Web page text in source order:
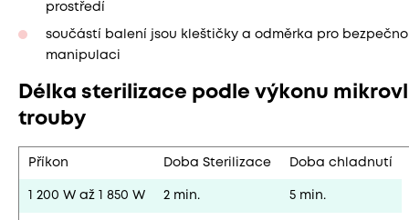
prostředí
součástí balení jsou kleštičky a odměrka pro
manipulaci
Délka sterilizace podle výkonu
trouby
Příkon Doba Sterilizace Doba chladnutí
1 200 W až 1 850 W 2 min. 5 min.